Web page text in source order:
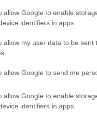
allow Google to enable
identifiers in apps.
allow my user data to be
allow Google to send me
allow Google to enable
identifiers in apps.
τα «κόκκινα»
από το παράθυρο
για τον